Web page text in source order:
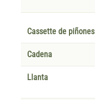
Cassette de piñones
Cadena
Llanta